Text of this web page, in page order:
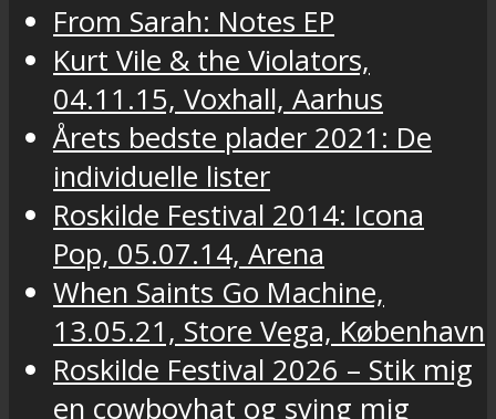
From Sarah: Notes EP
Kurt Vile & the Violators,
04.11.15, Voxhall, Aarhus
Årets bedste plader 2021: De
individuelle lister
Roskilde Festival 2014: Icona
Pop, 05.07.14, Arena
When Saints Go Machine,
13.05.21, Store Vega, København
Roskilde Festival 2026 – Stik mig
en cowboyhat og sving mig